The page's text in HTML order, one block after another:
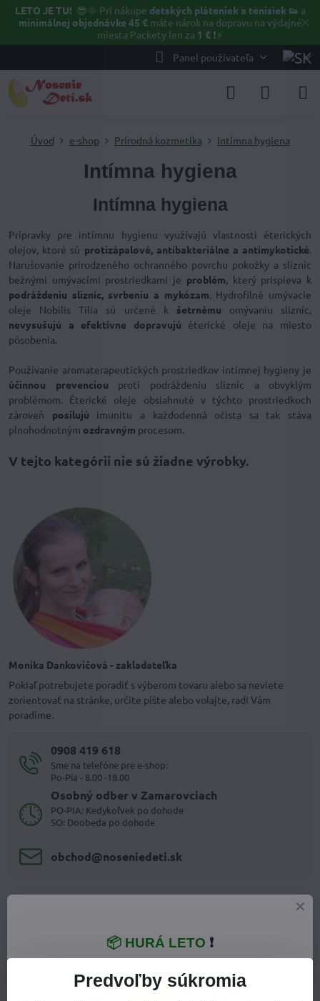
✕
LETO JE TU! 😎🌞 Pri nákupe detských pláteniek a tenisiek 👟 a
minimálnej objednávke 45 €máte nárok na dopravu na výdajné
miesta Packety len za 1 € ❗⚡️
Panel používateľa
Úvod e-shop Prírodná kozmetika Intímna hygiena
Intímna hygiena
Intímna hygiena
Prípravky pre intímnu hygienu využívajú vlastnosti éterických
olejov, ktoré sú protizápalové, antibakteriálne a antimykotické.
Narušovanie prirodzeného ochranného povrchu pokožky a slizníc
bežnými umývacími prostriedkami je problém, který prispieva k
podráždeniu slizníc, svrbeniu a mykózam. Hydrofilné umývacie
oleje Nobilis Tilia sú určené k šetrnému omývaniu slizníc,
nevysušujú a efektívne dopravujú éterické oleje na miesto
pôsobenia.
Používanie aromaterapeutických prostriedkov intímnej hygieny je
účinnou prevenciou proti podráždeniu slizníc a obvyklým
problémom. Éterické oleje obsiahnuté v týchto prostriedkoch
zároveň posilujú imunitu a každodenná očista sa tak stáva
plnohodnotným ozdravným procesom.
Monika Dankovičová - zakladateľka
Pokiaľ potrebujete poradiť s výberom tovaru alebo sa neviete
zorientovať na stránke, určite píšte alebo volajte, radi Vám
poradíme.
0908 419 618
Sme na telefóne pre e-shop:
Po-Pia - 8.00 -18.00
Osobný odber v Zamarovciach
PO-PIA: Kedykoľvek po dohode
SO: Doobeda po dohode
obchod​@noseniedeti​.sk
Predvoľby súkromia
📦 HURÁ LETO ❗